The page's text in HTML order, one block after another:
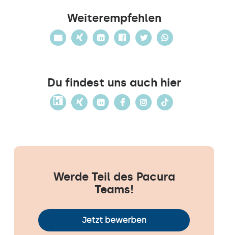
Weiterempfehlen
Du findest uns auch hier
Werde Teil des Pacura
Teams!
Jetzt bewerben